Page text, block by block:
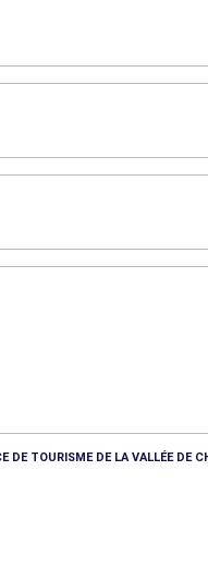
DE TOURISME DE LA VALLÉE DE